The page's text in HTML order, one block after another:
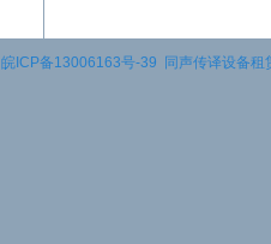
皖ICP备13006163号-39 同声传译设备租